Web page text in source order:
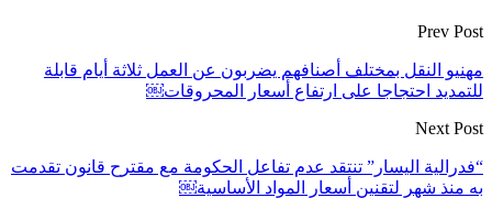
Prev Post
مهنيو النقل بمختلف أصنافهم يضربون عن العمل ثلاثة أيام قابلة
للتمديد احتجاجا على ارتفاع أسعار المحروقات￼
Next Post
“فدرالية اليسار” تنتقد عدم تفاعل الحكومة مع مقترح قانون تقدمت
به منذ شهر لتقنين أسعار المواد الأساسية￼